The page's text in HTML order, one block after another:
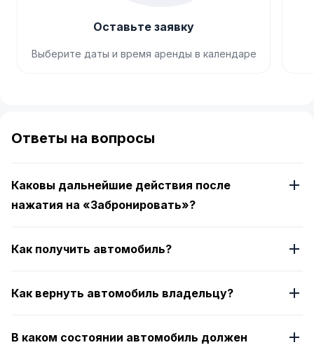
Оставьте заявку
Выберите даты и время аренды в календаре
of
4
Ответы на вопросы
Каковы дальнейшие действия после
нажатия на «Забронировать»?
Как получить автомобиль?
Как вернуть автомобиль владельцу?
В каком состоянии автомобиль должен